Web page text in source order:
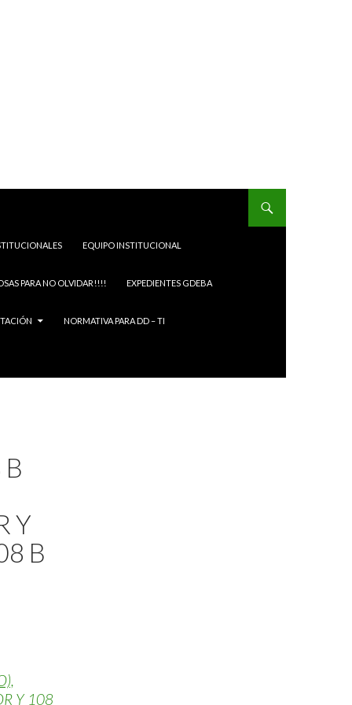
EQUIPO INSTITUCIONAL
PARA NO OLVIDAR!!!! EXPEDIENTES GDEBA
NORMATIVA PARA DD – TI
Y
B
Y 108